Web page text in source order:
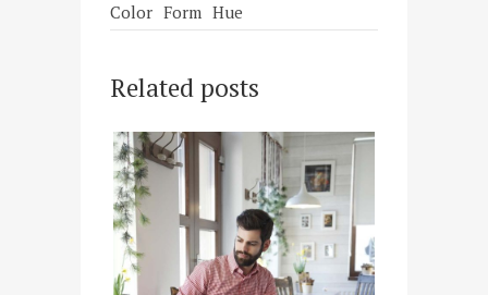
Color Form Hue
Related posts